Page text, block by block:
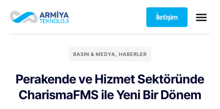
İletişim
BASIN & MEDYA, HABERLER
Perakende ve Hizmet Sektöründe
CharismaFMS ile Yeni Bir Dönem